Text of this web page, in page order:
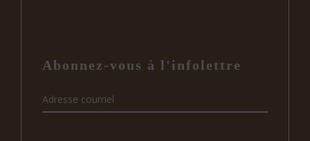
Abonnez-vous à l'infolettre